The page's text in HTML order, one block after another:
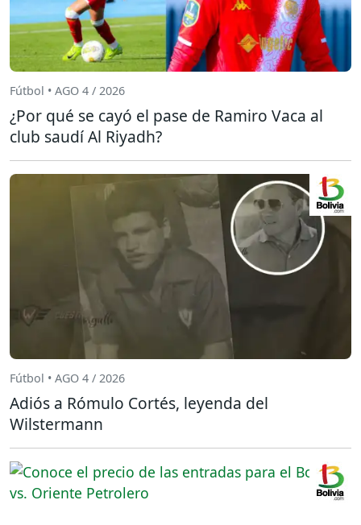
Fútbol • AGO 4 / 2026
¿Por qué se cayó el pase de Ramiro Vaca al
club saudí Al Riyadh?
Fútbol • AGO 4 / 2026
Adiós a Rómulo Cortés, leyenda del
Wilstermann